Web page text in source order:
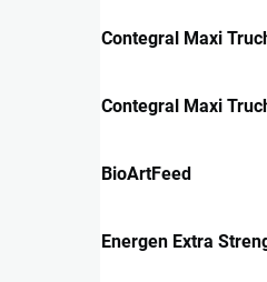
Contegral Maxi
Contegral Maxi
BioArtFeed
Energen Extra